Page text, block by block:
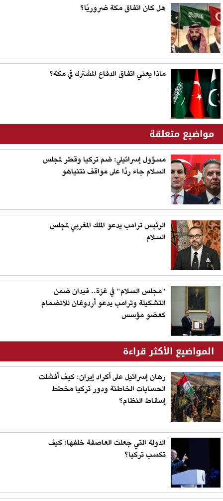
هل كان اتفاق مكة ضروريًا؟
ماذا يعني اتفاق الدفاع المشترك في مكة؟
مواضيع متعلقة
مسؤول إسرائيلي: ضم تركيا وقطر لمجلس
السلام جاء ردًا على مواقف نتنياهو
الرئيس ترامب يدعو الملك المغربي لمجلس
السلام
"مجلس السلام" في غزة.. فيدان ضمن
التشكيلة وترامب يدعو أردوغان للانضمام
كعضو مؤسس
المواضيع الأكثر قراءة
رهان إسرائيل على أكراد إيران: كيف أفشلت
الحسابات الخاطئة ودور تركيا مخطط
إسقاط النظام؟
الدولة التي جعلت العاصفة خلفها: كيف
تكسب تركيا؟